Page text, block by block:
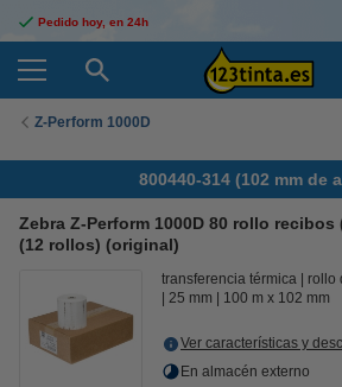
Pedido hoy, en 24h
Z-Perform 1000D
800440-314 (102 mm de
Zebra Z-Perform 1000D 80 rollo recibos
(12 rollos) (original)
transferencia térmica
rollo
25 mm
100 m x 102 mm
Ver características y
En almacén externo